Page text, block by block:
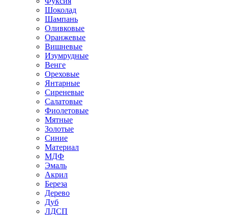
Шоколад
Шампань
Оливковые
Оранжевые
Вишневые
Изумрудные
Венге
Ореховые
Янтарные
Сиреневые
Салатовые
Фиолетовые
Мятные
Золотые
Синие
Материал
МДФ
Эмаль
Акрил
Береза
Дерево
Дуб
ЛДСП